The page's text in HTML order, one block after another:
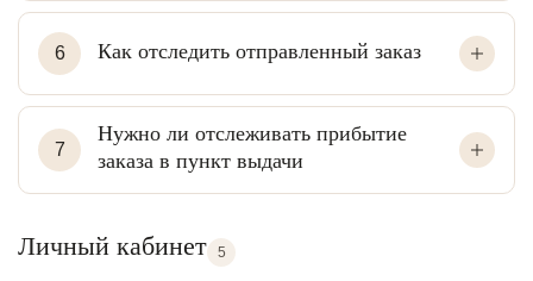
6 Как отследить отправленный заказ
7
Нужно ли отслеживать прибытие
заказа в пункт выдачи
Личный кабинет 5